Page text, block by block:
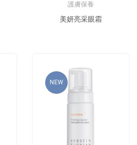
護膚保養
美妍亮采眼霜
NEW